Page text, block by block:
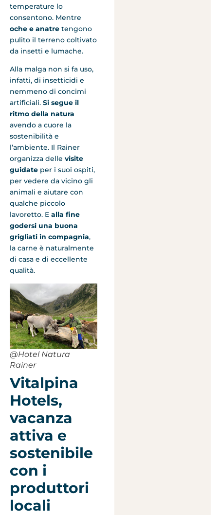
temperature lo
consentono. Mentre
oche e anatre tengono
pulito il terreno coltivato
da insetti e lumache.
Alla malga non si fa uso,
infatti, di insetticidi e
nemmeno di concimi
artificiali. Si segue il
ritmo della natura
avendo a cuore la
sostenibilità e
l’ambiente. Il Rainer
organizza delle visite
guidate per i suoi ospiti,
per vedere da vicino gli
animali e aiutare con
qualche piccolo
lavoretto. E alla fine
godersi una buona
grigliati in compagnia,
la carne è naturalmente
di casa e di eccellente
qualità.
@Hotel Natura
Rainer
Vitalpina
Hotels,
vacanza
attiva e
sostenibile
con i
produttori
locali